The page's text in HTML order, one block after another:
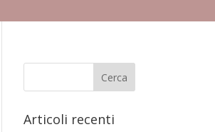
Articoli recenti